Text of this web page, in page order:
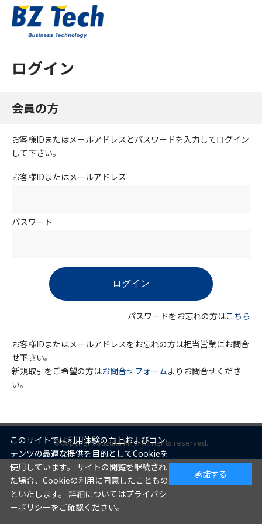
ログイン
会員の方
お客様IDまたはメールアドレスとパスワードを入力してログイン
して下さい。
お客様IDまたはメールアドレス
パスワード
パスワードをお忘れの方はこちら
お客様IDまたはメールアドレスをお忘れの方は担当営業にお問合
せ下さい。
新規取引をご希望の方はお問合せフォームよりお問合せくださ
い。
©Copyright Suzuka Mirai All rights reserved.
このサイトでは利用体験の向上およびコン
テンツの最適な提供を目的としてCookieを
使用しています。 サイトの閲覧を継続され
た場合、Cookieの利用に同意したこともの
といたします。 詳細についてはプライバシ
ーポリシーをご確認ください。
承諾する